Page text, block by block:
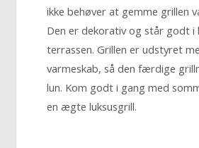
ikke behøver at gemme grillen
Den er dekorativ og står godt i
terrassen. Grillen er udstyret
varmeskab, så den færdige
lun. Kom godt i gang med
en ægte luksusgrill.